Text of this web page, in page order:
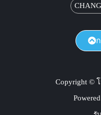
Copyright ©